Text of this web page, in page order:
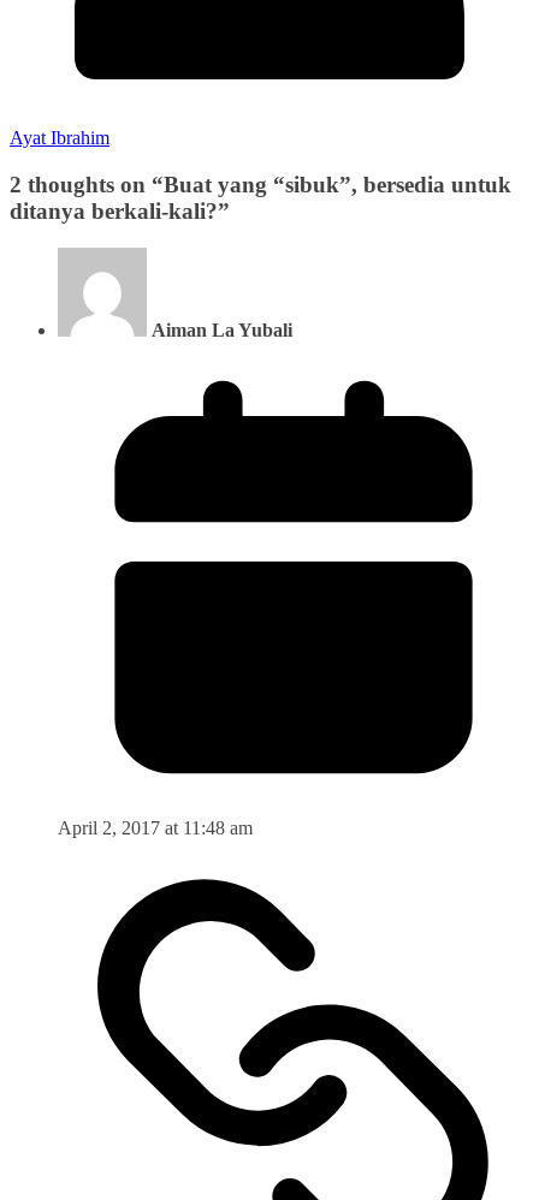
Ayat Ibrahim
2 thoughts on “Buat yang “sibuk”, bersedia untuk
ditanya berkali-kali?”
Aiman La Yubali
April 2, 2017 at 11:48 am